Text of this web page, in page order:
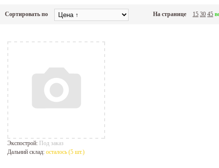
Сортировать по На странице 15 30 45
Экспострой: Под заказ
Дальний склад: осталось (5 шт.)